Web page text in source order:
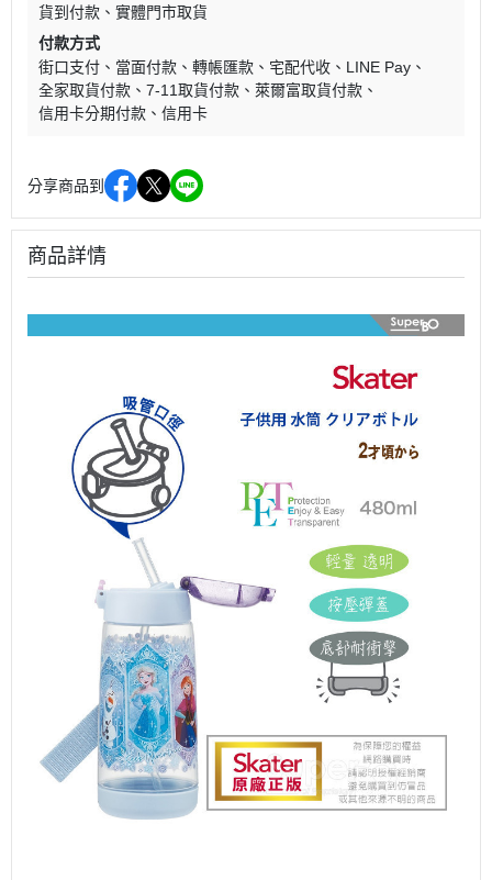
貨到付款
實體門市取貨
付款方式
街口支付
當面付款 轉帳匯款 宅配代收
LINE Pay
全家取貨付款
7-11取貨付款
萊爾富取貨付款
信用卡分期付款
信用卡
分享商品到
商品詳情